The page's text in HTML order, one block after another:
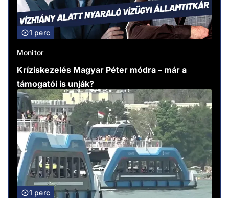
1 perc
Monitor
Kríziskezelés Magyar Péter módra – már a
támogatói is unják?
1 perc